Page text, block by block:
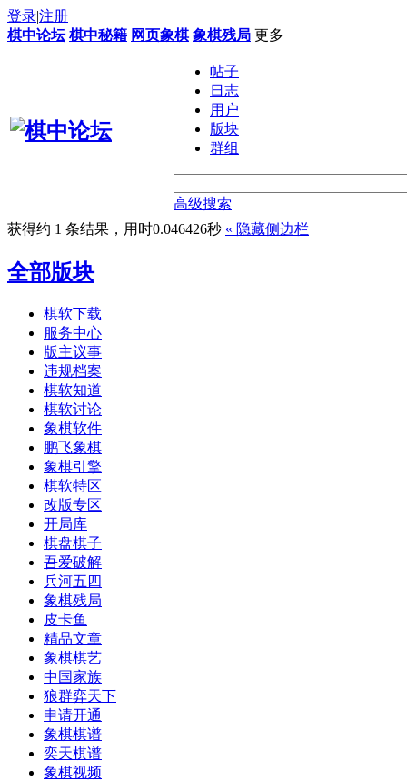
登录|注册
棋中论坛 棋中秘籍 网页象棋 象棋残局 更多
帖子
日志
用户
版块
群组
高级搜索
获得约 1 条结果，用时0.046426秒 « 隐藏侧边栏
全部版块
棋软下载
服务中心
版主议事
违规档案
棋软知道
棋软讨论
象棋软件
鹏飞象棋
象棋引擎
棋软特区
改版专区
开局库
棋盘棋子
吾爱破解
兵河五四
象棋残局
皮卡鱼
精品文章
象棋棋艺
中国家族
狼群弈天下
申请开通
象棋棋谱
奕天棋谱
象棋视频